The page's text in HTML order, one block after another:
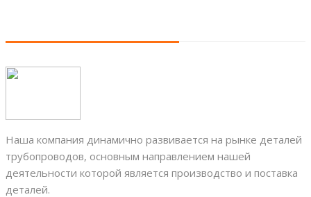
Наша компания динамично развивается на рынке деталей
трубопроводов, основным направлением нашей
деятельности которой является производство и поставка
деталей.